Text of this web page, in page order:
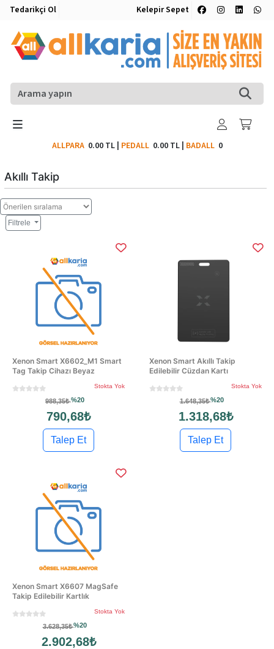
Tedarikçi Ol Kelepir Sepet
ALLPARA 0.00 TL| PEDALL 0.00 TL| BADALL0
Akıllı Takip
Filtrele
Xenon Smart X6602_M1 Smart
Tag Takip Cihazı Beyaz
Stokta Yok
988,35₺%20
790,68₺
Talep Et
Xenon Smart Akıllı Takip
Edilebilir Cüzdan Kartı
Stokta Yok
1.648,35₺%20
1.318,68₺
Talep Et
Xenon Smart X6607 MagSafe
Takip Edilebilir Kartlık
Stokta Yok
3.628,35₺%20
2.902,68₺